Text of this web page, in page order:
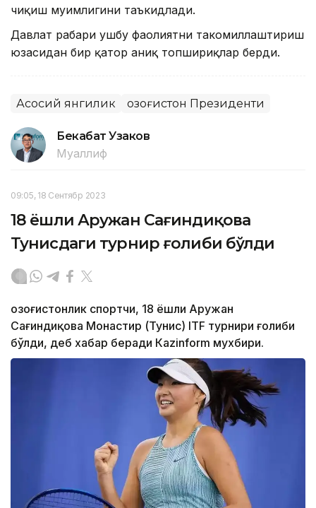
чиқиш муҳимлигини таъкидлади.
Давлат раҳбари ушбу фаолиятни такомиллаштириш
юзасидан бир қатор аниқ топшириқлар берди.
Асосий янгилик Қозоғистон Президенти
Бекабат Узаков
Муаллиф
09:05, 18 Сентябр 2023
18 ёшли Аружан Сағиндиқова
Тунисдаги турнир ғолиби бўлди
Қозоғистонлик спортчи, 18 ёшли Аружан
Сағиндиқова Монастир (Тунис) ITF турнири ғолиби
бўлди, деб хабар беради Каzinform мухбири.